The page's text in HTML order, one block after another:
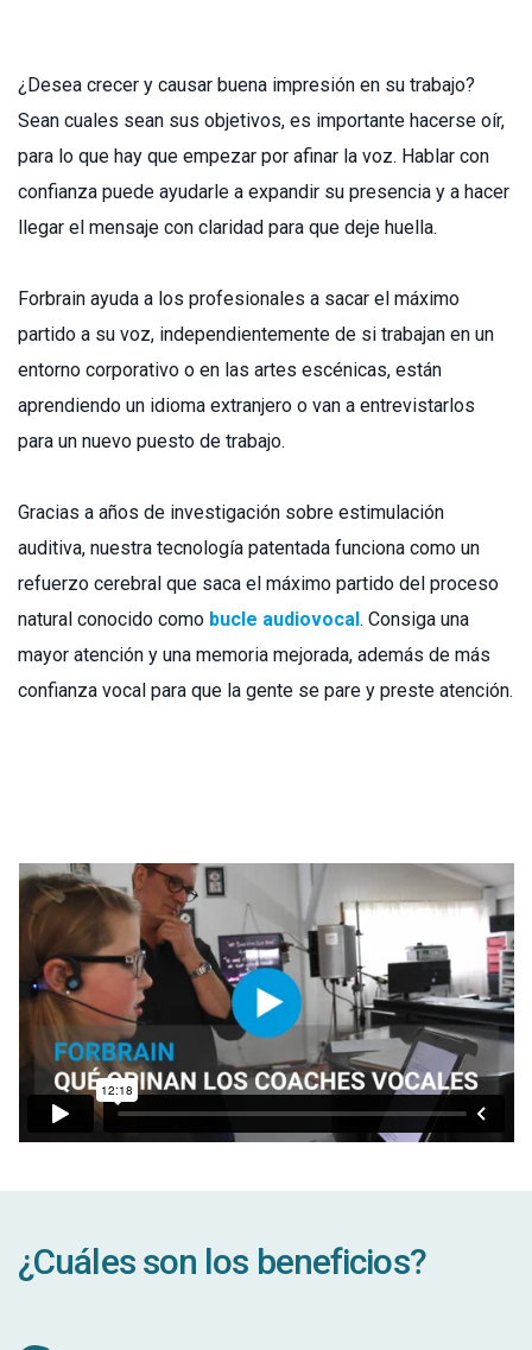
¿Desea crecer y causar buena impresión en su trabajo?
Sean cuales sean sus objetivos, es importante hacerse oír,
para lo que hay que empezar por afinar la voz. Hablar con
confianza puede ayudarle a expandir su presencia y a hacer
llegar el mensaje con claridad para que deje huella.
Forbrain ayuda a los profesionales a sacar el máximo
partido a su voz, independientemente de si trabajan en un
entorno corporativo o en las artes escénicas, están
aprendiendo un idioma extranjero o van a entrevistarlos
para un nuevo puesto de trabajo.
Gracias a años de investigación sobre estimulación
auditiva, nuestra tecnología patentada funciona como un
refuerzo cerebral que saca el máximo partido del proceso
natural conocido como bucle audiovocal . Consiga una
mayor atención y una memoria mejorada, además de más
confianza vocal para que la gente se pare y preste atención.
¿Cuáles son los beneficios?